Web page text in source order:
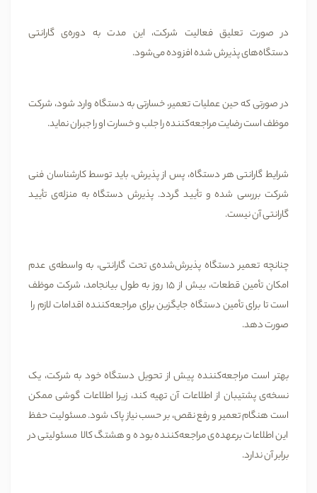
در صورت تعلیق فعالیت شرکت، این مدت به دوره‌ی گارانتی
دستگاه‌های پذیرش شده افزوده می‌شود.
در صورتی که حین عملیات تعمیر، خسارتی به دستگاه وارد شود، شرکت
موظف است رضایت مراجعه‌کننده را جلب و خسارت او را جبران نماید.
شرایط گارانتی هر دستگاه، پس از پذیرش، باید توسط کارشناسان فنی
شرکت بررسی شده و تأیید گردد. پذیرش دستگاه به منزله‌ی تأیید
گارانتی آن نیست.
چنانچه تعمیر دستگاه پذیرش‌شده‌ی تحت گارانتی‌، به واسطه‌ی عدم
امکان تأمین قطعات، بیش از 15 روز به طول بیانجامد، شرکت موظف
است تا برای تأمین دستگاه جایگزین برای مراجعه‌کننده اقدامات لازم را
صورت دهد.
بهتر است مراجعه‌کننده پیش از تحویل دستگاه خود به شرکت، یک
نسخه‌ی پشتیبان از اطلاعات آن تهیه کند، زیرا اطلاعات گوشی ممکن
است هنگام تعمیر و رفع نقص، بر حسب نیاز پاک شود. مسئولیت حفظ
این اطلاعات برعهده‌ی مراجعه‌کننده بوده و هشتگ کالا مسئولیتی در
برابر آن ندارد.